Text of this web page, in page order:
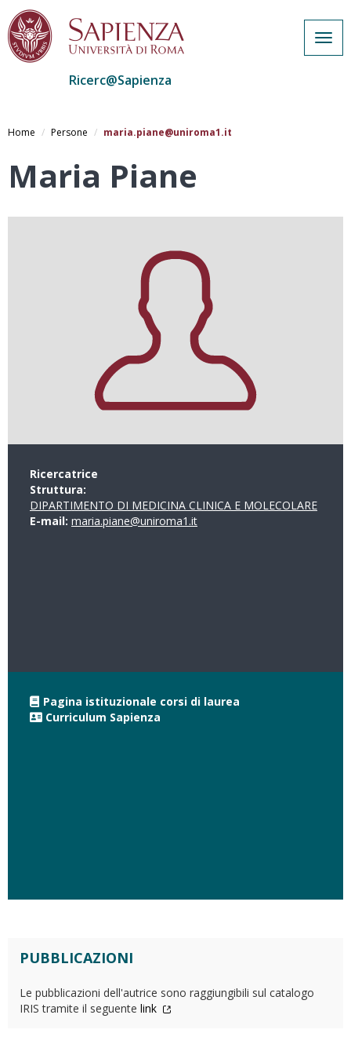
al
Ricerc@Sapienza
Home Persone maria.piane@uniroma1.it
Maria Piane
Ricercatrice
Struttura:
DIPARTIMENTO DI MEDICINA CLINICA E MOLECOLARE
E-mail: maria.piane@uniroma1.it
Pagina istituzionale corsi di laurea
Curriculum Sapienza
PUBBLICAZIONI
Le pubblicazioni dell'autrice sono raggiungibili sul catalogo
IRIS tramite il seguente link